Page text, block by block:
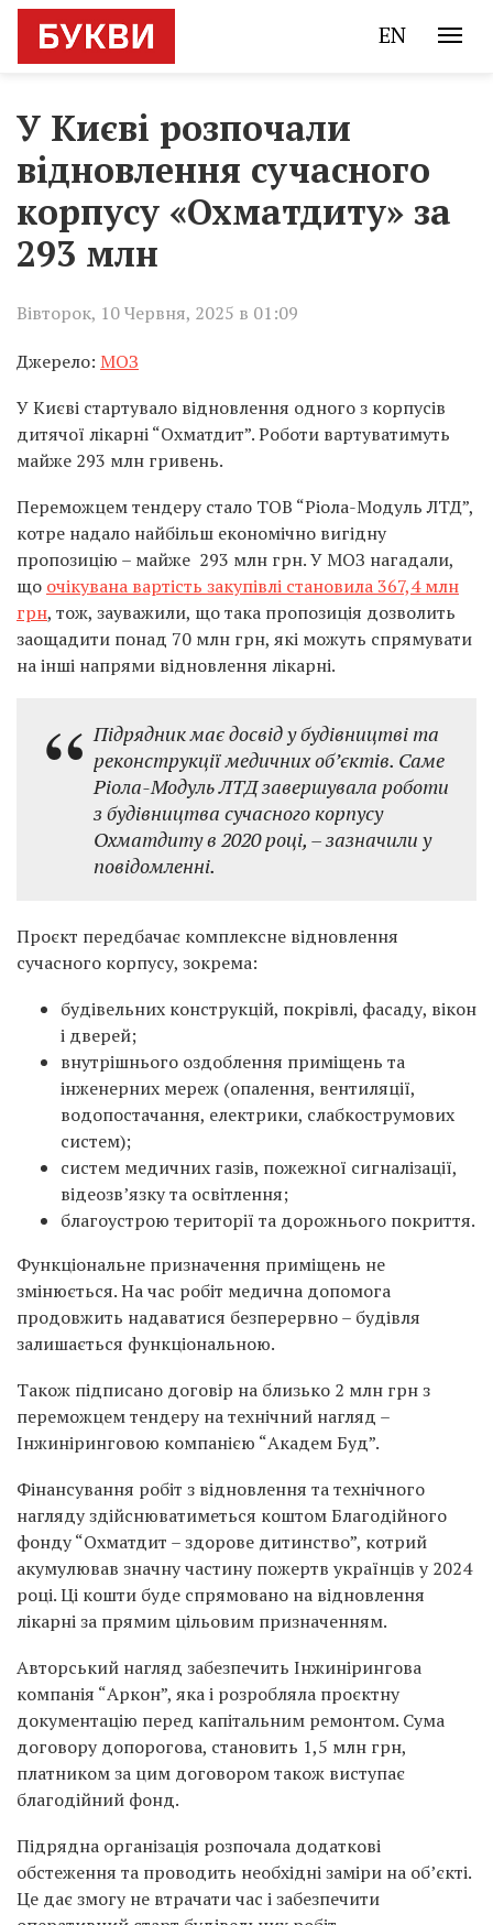
EN
У Києві розпочали
відновлення сучасного
корпусу «Охматдиту» за
293 млн
Вівторок, 10 Червня, 2025 в 01:09
Джерело: МОЗ
У Києві стартувало відновлення одного з корпусів
дитячої лікарні “Охматдит”. Роботи вартуватимуть
майже 293 млн гривень.
Переможцем тендеру стало ТОВ “Ріола-Модуль ЛТД”,
котре надало найбільш економічно вигідну
пропозицію – майже 293 млн грн. У МОЗ нагадали,
що очікувана вартість закупівлі становила 367,4 млн
грн, тож, зауважили, що така пропозиція дозволить
заощадити понад 70 млн грн, які можуть спрямувати
на інші напрями відновлення лікарні.
Підрядник має досвід у будівництві та
реконструкції медичних обʼєктів. Саме
Ріола-Модуль ЛТД завершувала роботи
з будівництва сучасного корпусу
Охматдиту в 2020 році, – зазначили у
повідомленні.
Проєкт передбачає комплексне відновлення
сучасного корпусу, зокрема:
будівельних конструкцій, покрівлі, фасаду, вікон
і дверей;
внутрішнього оздоблення приміщень та
інженерних мереж (опалення, вентиляції,
водопостачання, електрики, слабкострумових
систем);
систем медичних газів, пожежної сигналізації,
відеозв’язку та освітлення;
благоустрою території та дорожнього покриття.
Функціональне призначення приміщень не
змінюється. На час робіт медична допомога
продовжить надаватися безперервно – будівля
залишається функціональною.
Також підписано договір на близько 2 млн грн з
переможцем тендеру на технічний нагляд –
Інжиніринговою компанією “Академ Буд”.
Фінансування робіт з відновлення та технічного
нагляду здійснюватиметься коштом Благодійного
фонду “Охматдит – здорове дитинство”, котрий
акумулював значну частину пожертв українців у 2024
році. Ці кошти буде спрямовано на відновлення
лікарні за прямим цільовим призначенням.
Авторський нагляд забезпечить Інжинірингова
компанія “Аркон”, яка і розробляла проєктну
документацію перед капітальним ремонтом. Сума
договору допорогова, становить 1,5 млн грн,
платником за цим договором також виступає
благодійний фонд.
Підрядна організація розпочала додаткові
обстеження та проводить необхідні заміри на об’єкті.
Це дає змогу не втрачати час і забезпечити